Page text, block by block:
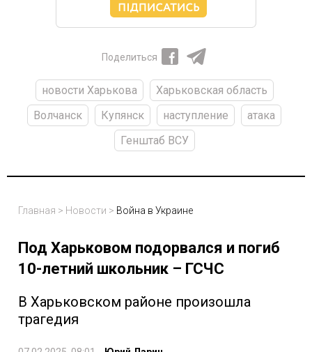
Поделиться
новости Харькова
Харьковская область
Волчанск
Купянск наступление
атака
Генштаб ВСУ
Главная > Новости > Война в Украине
Под Харьковом подорвался и погиб
10-летний школьник – ГСЧС
В Харьковском районе произошла
трагедия